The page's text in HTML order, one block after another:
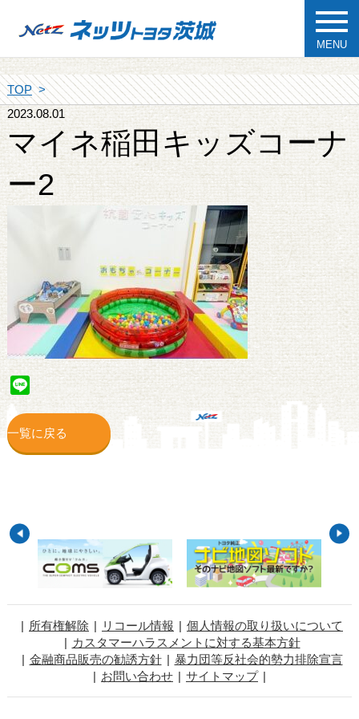
MENU
TOP
2023.08.01
マイネ稲田キッズコーナ
ー2
Line
一覧に戻る
所有権解除 リコール情報
個人情報の取り扱いについて
カスタマーハラスメントに対する基本方針
金融商品販売の勧誘方針
暴力団等反社会的勢力排除宣言
お問い合わせ
サイトマップ